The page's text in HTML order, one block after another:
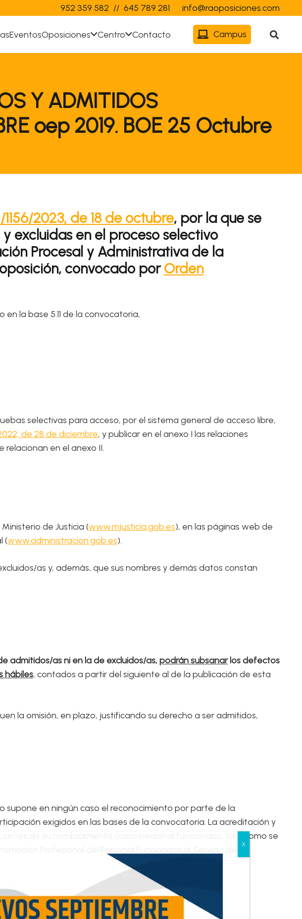
952 359 582 // 645 789 281 info@raoposiciones.com
EventosOposiciones Centro Contacto Campus
Y ADMITIDOS
oep 2019. BOE 25 Octubre
2023, de 18 de octubre, por la que se
excluidas en el proceso selectivo
Procesal y Administrativa de la
convocado porOrden
la base 5.11 de la convocatoria,
selectivas para acceso, por el sistema general de acceso libre,
de 28 de diciembre, y publicar en el anexo I las relaciones
relacionan en el anexo II.
de Justicia (www.mjusticia.gob.es), en las páginas web de
(www.administracion.gob.es).
as y, además, que sus nombres y demás datos constan
admitidos/as ni en la de excluidos/as,podrán subsanarlos defectos
hábiles, contados a partir del siguiente al de la publicación de esta
la omisión, en plazo, justificando su derecho a ser admitidos,
supone en ningún caso el reconocimiento por parte de la
exigidos en las bases de la convocatoria. La acreditación y
de su nombramiento como personal funcionario, tal y como se
Profesional del Personal Funcionario al Servicio de la